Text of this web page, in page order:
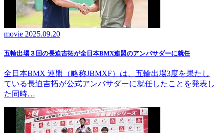
movie 2025.09.20
五輪出場３回の長迫吉拓が全日本BMX連盟のアンバサダーに就任
全日本BMX 連盟（略称JBMXF）は、五輪出場3度を果たし
ている長迫吉拓が公式アンバサダーに就任したことを発表し
た同時…